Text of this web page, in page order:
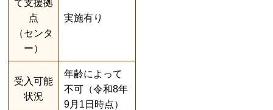
て支援拠
点
（センタ
ー）
実施有り
受入可能
状況
年齢によって
不可（令和8年
9月1日時点）